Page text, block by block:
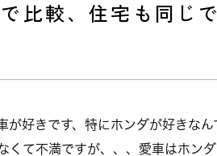
比較、住宅も同じ
が好きです、特にホンダが好きな
くて不満ですが、、、愛車はホンダ